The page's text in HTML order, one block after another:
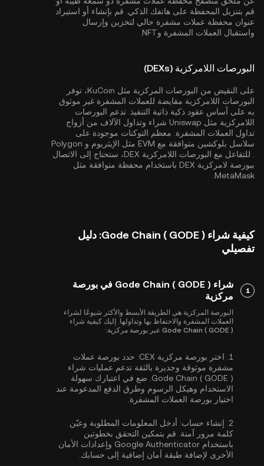
قم بتنزيل المحفظة على هاتفك الذكي. قم بإنشاء أو استيراد
عنوان محفظة عملات مشفرة حالي لتخزين وإرسال
واستقبال العملات المشفرة وNFT.
البورصات اللامركزية (DEXs)
على النقيض من البورصات المركزية مثل KuCoin، توفر
البورصات اللامركزية مقايضة للعملات المشفرة غير موثوق
به على أساس عقود ذكية ذاتية التنفيذ. تدعم البورصات
اللامركزية مثل Uniswap شراء وتداول الآلاف من أزواج
تداول العملات المشفرة. معظم التوكنات موجودة على
سلاسل بلوكشين متوافقة مع EVM مثل
الإيثريوم و
. للتفاعل مع البورصات اللامركزية DEX، ستحتاج إلى الاتصال
ببورصة لامركزية DEX باستخدام محفظة متوافقة مثل
MetaMask.
كيفية شراء Gode Chain ( GODE ): دليل
تفصيلي
1
شراء Gode Chain ( GODE ) في بورصة
مركزية
البورصة المركزية هي الطريقة الأبسط والأكثر شيوعًا لشراء
العملات المشفرة والاحتفاظ بها وتداولها. إليك كيفية شراء
Gode Chain ( GODE ) عبر بورصة مركزية:
1. اختر بورصة مركزية CEX:
حدد بورصة عملات
مشفرة موثوقة وجديرة بالثقة تدعم عمليات شراء
Gode Chain ( GODE ). ضع في اعتبارك سهولة
الاستخدام وهيكل الرسوم وطرق الدفع المدعومة عند
اختيار بورصة العملات المشفرة.
2. إنشاء حساب: أدخل المعلومات المطلوبة وعيّن
كلمة مرور آمنة. قم بتمكين التحقق بخطوتين
باستخدام Google Authenticator
وإعدادات الأمان
الأخرى لإضافة طبقة أمان إضافية إلى حسابك.